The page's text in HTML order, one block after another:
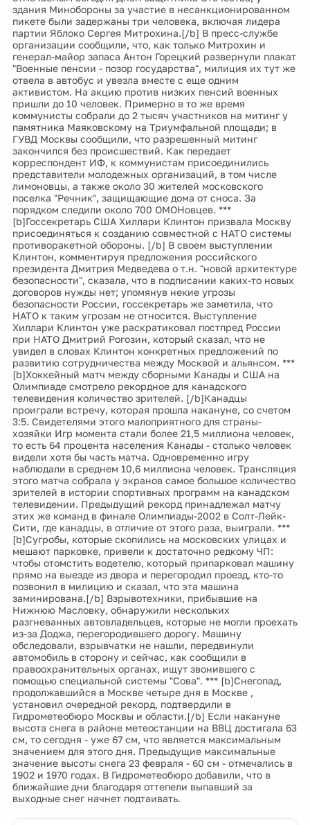
здания Минобороны за участие в несанкционированном
пикете были задержаны три человека, включая лидера
партии Яблоко Сергея Митрохина.[/b] В пресс-службе
организации сообщили, что, как только Митрохин и
генерал-майор запаса Антон Горецкий развернули плакат
"Военные пенсии - позор государства", милиция их тут же
отвела в автобус и увезла вместе с еще одним
активистом. На акцию против низких пенсий военных
пришли до 10 человек. Примерно в то же время
коммунисты собрали до 2 тысяч участников на митинг у
памятника Маяковскому на Триумфальной площади; в
ГУВД Москвы сообщили, что разрешенный митинг
закончился без происшествий. Как передает
корреспондент ИФ, к коммунистам присоединились
представители молодежных организаций, в том числе
лимоновцы, а также около 30 жителей московского
поселка "Речник", защищающие дома от сноса. За
порядком следили около 700 ОМОНовцев. ***
[b]Госсекретарь США Хиллари Клинтон призвала Москву
присоединяться к созданию совместной с НАТО системы
противоракетной обороны. [/b] В своем выступлении
Клинтон, комментируя предложения российского
президента Дмитрия Медведева о т.н. "новой архитектуре
безопасности", сказала, что в подписании каких-то новых
договоров нужды нет; упомянув некие угрозы
безопасности России, госсекретарь же заметила, что
НАТО к таким угрозам не относится. Выступление
Хиллари Клинтон уже раскратиковал постпред России
при НАТО Дмитрий Рогозин, который сказал, что не
увидел в словах Клинтон конкретных предложений по
развитию сотрудничества между Москвой и альянсом. ***
[b]Хоккейный матч между сборными Канады и США на
Олимпиаде смотрело рекордное для канадского
телевидения количество зрителей. [/b]Канадцы
проиграли встречу, которая прошла накануне, со счетом
3:5. Свидетелями этого малоприятного для страны-
хозяйки Игр момента стали более 21,5 миллиона человек,
то есть 64 процента населения Канады - столько человек
видели хотя бы часть матча. Одновременно игру
наблюдали в среднем 10,6 миллиона человек. Трансляция
этого матча собрала у экранов самое большое количество
зрителей в истории спортивных программ на канадском
телевидении. Предыдущий рекорд принадлежал матчу
этих же команд в финале Олимпиады-2002 в Солт-Лейк-
Сити, где канадцы, в отличие от этого раза, выиграли. ***
[b]Сугробы, которые скопились на московских улицах и
мешают парковке, привели к достаточно редкому ЧП:
чтобы отомстить водетелю, который припарковал машину
прямо на выезде из двора и перегородил проезд, кто-то
позвонил в милицию и сказал, что эта машина
заминирована.[/b] Взрывотехники, прибывшие на
Нижнюю Масловку, обнаружили нескольких
разгневанных автовладельцев, которые не могли проехать
из-за Доджа, перегородившего дорогу. Машину
обследовали, взрывчатки не нашли, передвинули
автомобиль в сторону и сейчас, как сообщили в
правоохранительных органах, ищут звонившего с
помощью специальной системы "Сова". *** [b]Снегопад,
продолжавшийся в Москве четыре дня в Москве ,
установил очередной рекорд, подтвердили в
Гидрометеобюро Москвы и области.[/b] Если накануне
высота снега в районе метеостанции на ВВЦ достигала 63
см, то сегодня - уже 67 см, что является максимальным
значением для этого дня. Предыдущие максимальные
значение высоты снега 23 февраля - 60 см - отмечались в
1902 и 1970 годах. В Гидрометеобюро добавили, что в
ближайшие дни благодаря оттепели выпавший за
выходные снег начнет подтаивать.